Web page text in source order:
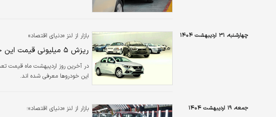
چهارشنبه، ۳۱ اردیبهشت ۱۴۰۴ بازار از لنز «دنیای اقتصاد»
ریزش ۵ میلیونی قیمت این خودروها در آخرین روز اردیبهشت ماه
این خودروها معرفی شده اند.
جمعه، ۱۹ اردیبهشت ۱۴۰۴ بازار از لنز «دنیای اقتصاد»؛